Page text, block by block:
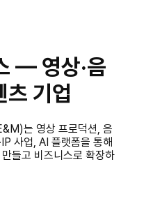
— 영상·음
츠 기업
는 영상 프로덕션, 음
사업, AI 플랫폼을 통해
들고 비즈니스로 확장하